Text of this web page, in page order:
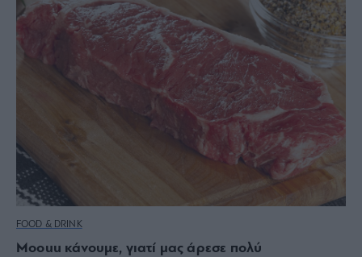
FOOD & DRINK
Moouu κάνουμε, γιατί μας άρεσε πολύ